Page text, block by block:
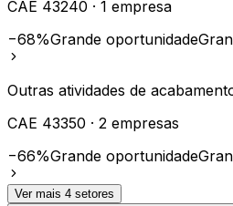
CAE 43240 · 1 empresa
−68%Grande oportunidade
Outras atividades de
CAE 43350 · 2 empresas
−66%Grande oportunidade
Ver mais 4 setores